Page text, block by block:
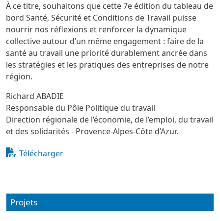
À ce titre, souhaitons que cette 7e édition du tableau de
bord Santé, Sécurité et Conditions de Travail puisse
nourrir nos réflexions et renforcer la dynamique
collective autour d’un même engagement : faire de la
santé au travail une priorité durablement ancrée dans
les stratégies et les pratiques des entreprises de notre
région.
Richard ABADIE
Responsable du Pôle Politique du travail
Direction régionale de l’économie, de l’emploi, du travail
et des solidarités - Provence-Alpes-Côte d’Azur.
Fichier
Document
Télécharger
Projets